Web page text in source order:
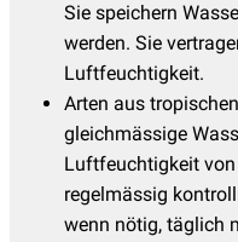
Sie speichern
werden. Sie
Luftfeuchtigkeit.
Arten aus tropischen
gleichmässige
Luftfeuchtigkeit von
regelmässig
wenn nötig, täglich